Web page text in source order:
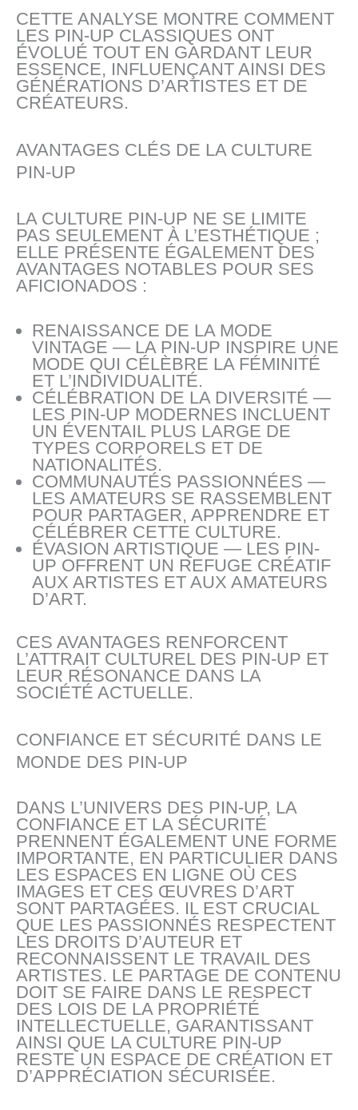
CETTE ANALYSE MONTRE COMMENT
LES PIN-UP CLASSIQUES ONT
ÉVOLUÉ TOUT EN GARDANT LEUR
ESSENCE, INFLUENÇANT AINSI DES
GÉNÉRATIONS D’ARTISTES ET DE
CRÉATEURS.
AVANTAGES CLÉS DE LA CULTURE
PIN-UP
LA CULTURE PIN-UP NE SE LIMITE
PAS SEULEMENT À L’ESTHÉTIQUE ;
ELLE PRÉSENTE ÉGALEMENT DES
AVANTAGES NOTABLES POUR SES
AFICIONADOS :
RENAISSANCE DE LA MODE
VINTAGE — LA PIN-UP INSPIRE UNE
MODE QUI CÉLÈBRE LA FÉMINITÉ
ET L’INDIVIDUALITÉ.
CÉLÉBRATION DE LA DIVERSITÉ —
LES PIN-UP MODERNES INCLUENT
UN ÉVENTAIL PLUS LARGE DE
TYPES CORPORELS ET DE
NATIONALITÉS.
COMMUNAUTÉS PASSIONNÉES —
LES AMATEURS SE RASSEMBLENT
POUR PARTAGER, APPRENDRE ET
CÉLÉBRER CETTE CULTURE.
ÉVASION ARTISTIQUE — LES PIN-
UP OFFRENT UN REFUGE CRÉATIF
AUX ARTISTES ET AUX AMATEURS
D’ART.
CES AVANTAGES RENFORCENT
L’ATTRAIT CULTUREL DES PIN-UP ET
LEUR RÉSONANCE DANS LA
SOCIÉTÉ ACTUELLE.
CONFIANCE ET SÉCURITÉ DANS LE
MONDE DES PIN-UP
DANS L’UNIVERS DES PIN-UP, LA
CONFIANCE ET LA SÉCURITÉ
PRENNENT ÉGALEMENT UNE FORME
IMPORTANTE, EN PARTICULIER DANS
LES ESPACES EN LIGNE OÙ CES
IMAGES ET CES ŒUVRES D’ART
SONT PARTAGÉES. IL EST CRUCIAL
QUE LES PASSIONNÉS RESPECTENT
LES DROITS D’AUTEUR ET
RECONNAISSENT LE TRAVAIL DES
ARTISTES. LE PARTAGE DE CONTENU
DOIT SE FAIRE DANS LE RESPECT
DES LOIS DE LA PROPRIÉTÉ
INTELLECTUELLE, GARANTISSANT
AINSI QUE LA CULTURE PIN-UP
RESTE UN ESPACE DE CRÉATION ET
D’APPRÉCIATION SÉCURISÉE.